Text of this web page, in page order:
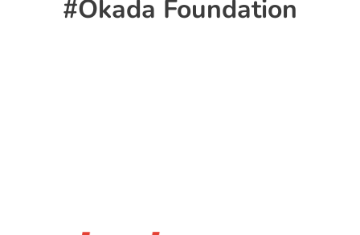
#Okada Foundation